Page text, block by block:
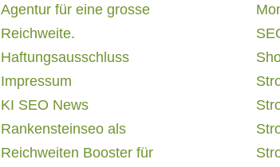
Agentur für eine grosse
Reichweite.
Haftungsausschluss
Impressum
KI SEO News
Rankensteinseo als
Reichweiten Booster für